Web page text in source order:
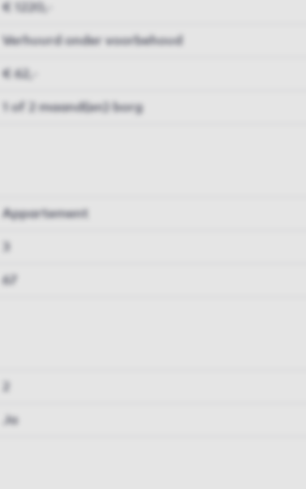
€ 1220,-
Verhuurd onder voorbehoud
€ 62,-
1 of 2 maand(en) borg
Appartement
67
Ja